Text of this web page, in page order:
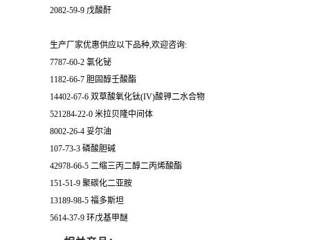
2082-59-9 戊酸酐
生产厂家优惠供应以下品种,欢迎咨询:
7787-60-2 氯化铋
1182-66-7 胆固醇壬酸酯
14402-67-6 双草酸氧化钛(IV)酸钾二水合物
521284-22-0 米拉贝隆中间体
8002-26-4 妥尔油
107-73-3 磷酸胆碱
42978-66-5 二缩三丙二醇二丙烯酸酯
151-51-9 聚碳化二亚胺
13189-98-5 福多斯坦
5614-37-9 环戊基甲醚